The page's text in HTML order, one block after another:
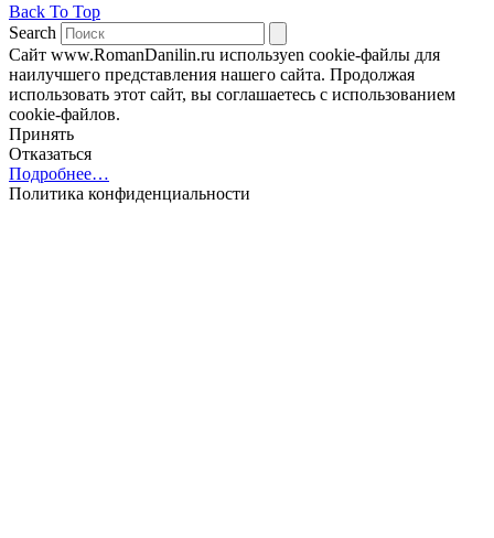
Back To Top
Search
Сайт www.RomanDanilin.ru используеn cookie-файлы для
наилучшего представления нашего сайта. Продолжая
использовать этот сайт, вы соглашаетесь с использованием
cookie-файлов.
Принять
Отказаться
Подробнее…
Политика конфиденциальности